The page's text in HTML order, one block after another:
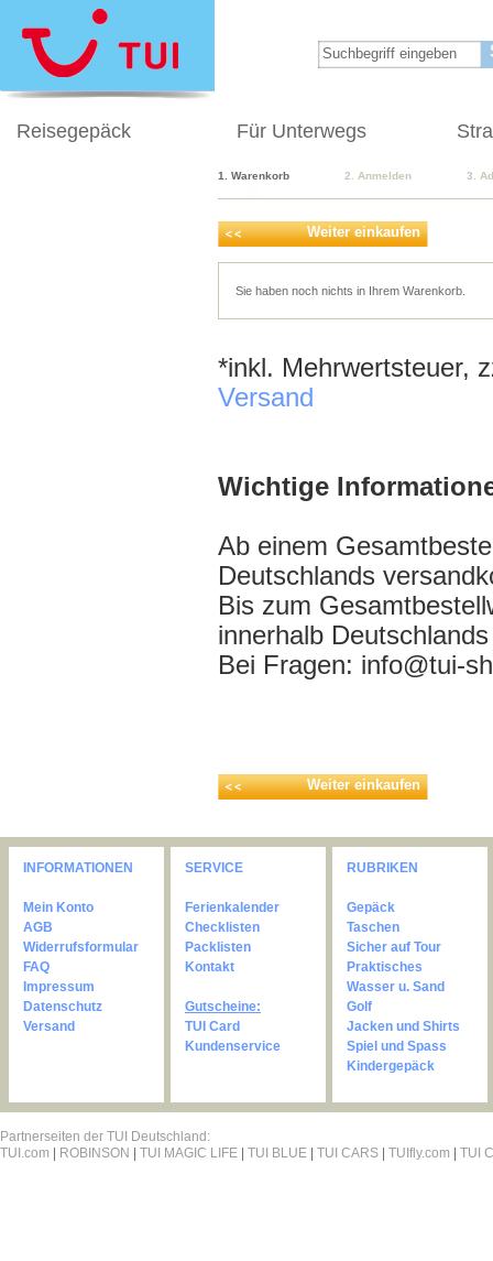
Reisegepäck Für Unterwegs
1. Warenkorb 2. Anmelden 3.
Weiter einkaufen
Sie haben noch nichts in Ihrem Warenkorb.
*inkl. Mehrwertsteuer,
Versand
Wichtige
Ab einem
Deutschlands
Bis zum
innerhalb
Bei Fragen: info@tui-
Weiter einkaufen
INFORMATIONEN
Mein Konto
AGB
Widerrufsformular
FAQ
Impressum
Datenschutz
Versand
SERVICE
Ferienkalender
Checklisten
Packlisten
Kontakt
Gutscheine:
TUI Card
Kundenservice
RUBRIKEN
Gepäck
Taschen
Sicher auf Tour
Praktisches
Wasser u. Sand
Golf
Jacken und Shirts
Spiel und Spass
Kindergepäck
Partnerseiten der TUI Deutschland:
TUI.com
ROBINSON TUI MAGIC LIFE TUI BLUE TUI CARS TUIfly.com TUI